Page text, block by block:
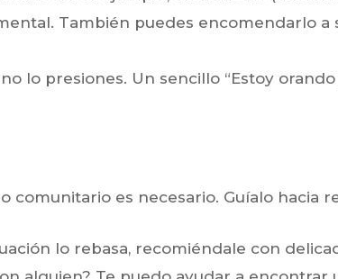
También puedes encomendarlo a
lo presiones. Un sencillo “Estoy
comunitario es necesario. Guíalo hacia
lo rebasa, recomiéndale con